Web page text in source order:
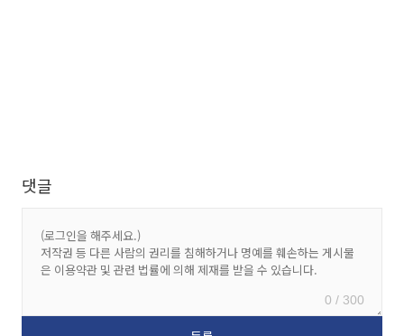
댓글
0 / 300